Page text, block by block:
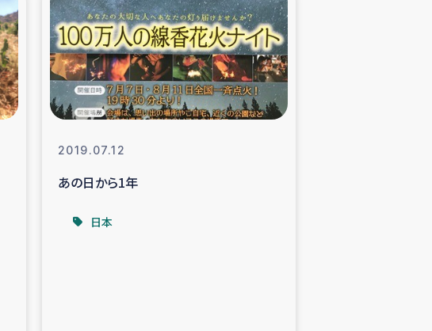
復興応援隊の活動
漁業復興支援
経済自立支援事業
区での公園の緑化を通じた支援事業
2019.07.12
あの日から1年
日本